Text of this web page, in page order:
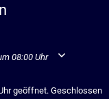
auszublenden
08:00 Uhr
geöffnet. Geschlossen